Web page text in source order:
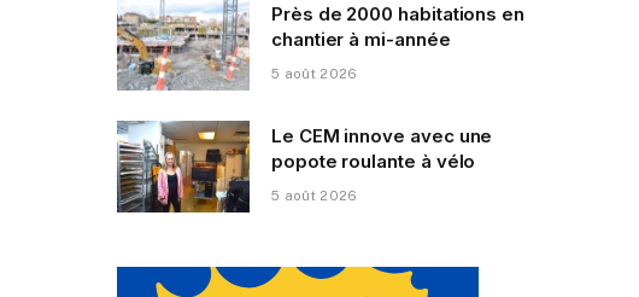
Près de 2000 habitations en
chantier à mi-année
5 août 2026
Le CEM innove avec une
popote roulante à vélo
5 août 2026